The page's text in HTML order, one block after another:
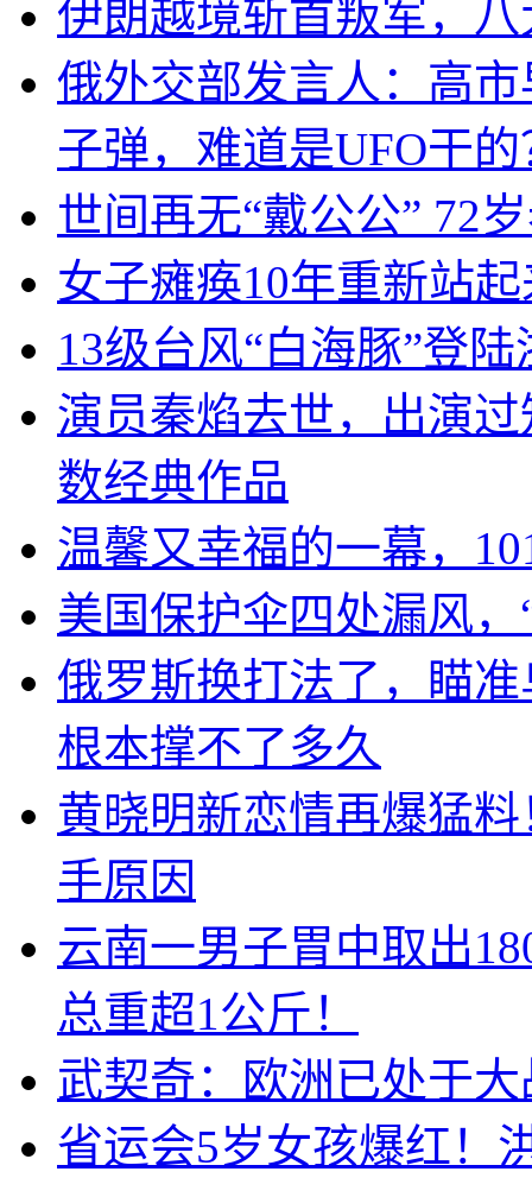
伊朗越境斩首叛军，
俄外交部发言人：高
子弹，难道是UFO干的
世间再无“戴公公” 72
女子瘫痪10年重新站
13级台风“白海豚”登
演员秦焰去世，出演
数经典作品
温馨又幸福的一幕，
美国保护伞四处漏风
俄罗斯换打法了，瞄
根本撑不了多久
黄晓明新恋情再爆猛
手原因
云南一男子胃中取出
总重超1公斤！
武契奇：欧洲已处于
省运会5岁女孩爆红！